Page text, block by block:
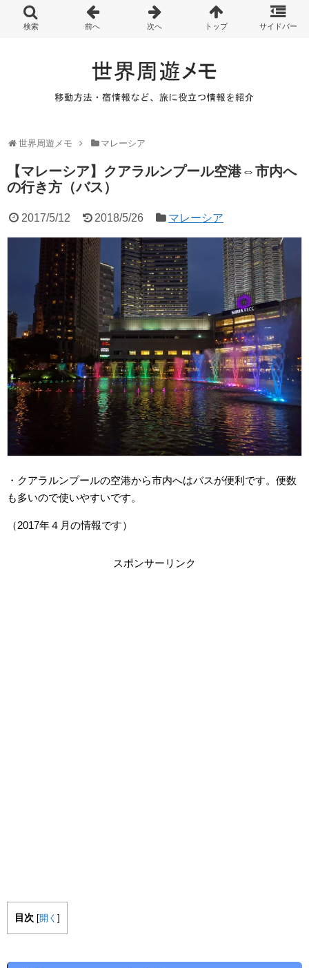
世界周遊メモ マレーシア
【マレーシア】クアラルンプール空港⇔市内へ
の行き方（バス）
2017/5/12 2018/5/26 マレーシア
・クアラルンプールの空港から市内へはバスが便利です。便数
も多いので使いやすいです。
（2017年４月の情報です）
スポンサーリンク
目次 [開く ]